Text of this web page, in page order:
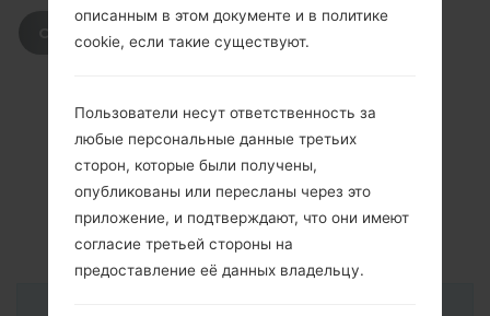
СКАЧАТЬ
описанным в этом документе и в политике
cookie, если такие существуют.
Пользователи несут ответственность за
любые персональные данные третьих
сторон, которые были получены,
опубликованы или пересланы через это
приложение, и подтверждают, что они имеют
согласие третьей стороны на
предоставление её данных владельцу.